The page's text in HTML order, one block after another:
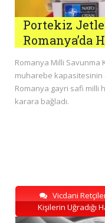
Portekiz
Romanya’da
Romanya Milli Savunma
muharebe kapasitesinin
Romanya gayri safi milli
karara bağladı.
Vicdani
Kişilerin Uğradığı